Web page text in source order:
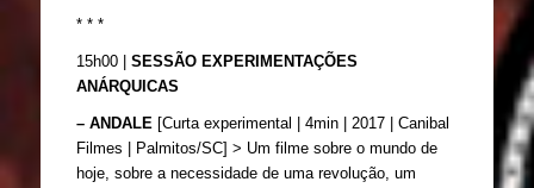
* * *
15h00 | SESSÃO EXPERIMENTAÇÕES
ANÁRQUICAS
– ANDALE [Curta experimental | 4min | 2017 | Canibal
Filmes | Palmitos/SC] > Um filme sobre o mundo de
hoje, sobre a necessidade de uma revolução, um